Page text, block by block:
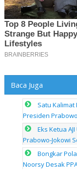
Baca Juga
Satu Kalimat
Presiden
Eks Ketua
Prabowo-Jokowi
Bongkar
Noorsy Desak